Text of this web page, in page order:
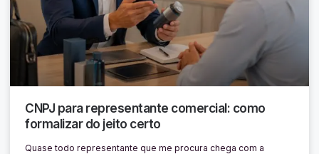
CNPJ para representante comercial: como
formalizar do jeito certo
Quase todo representante que me procura chega com a